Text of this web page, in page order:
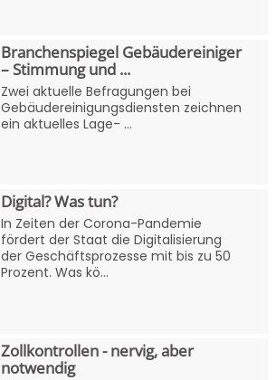
Branchenspiegel Gebäudereiniger
– Stimmung und ...
Zwei aktuelle Befragungen bei
Gebäudereinigungsdiensten zeichnen
ein aktuelles Lage- ...
Digital? Was tun?
In Zeiten der Corona-Pandemie
fördert der Staat die Digitalisierung
der Geschäftsprozesse mit bis zu 50
Prozent. Was kö...
Zollkontrollen - nervig, aber
notwendig